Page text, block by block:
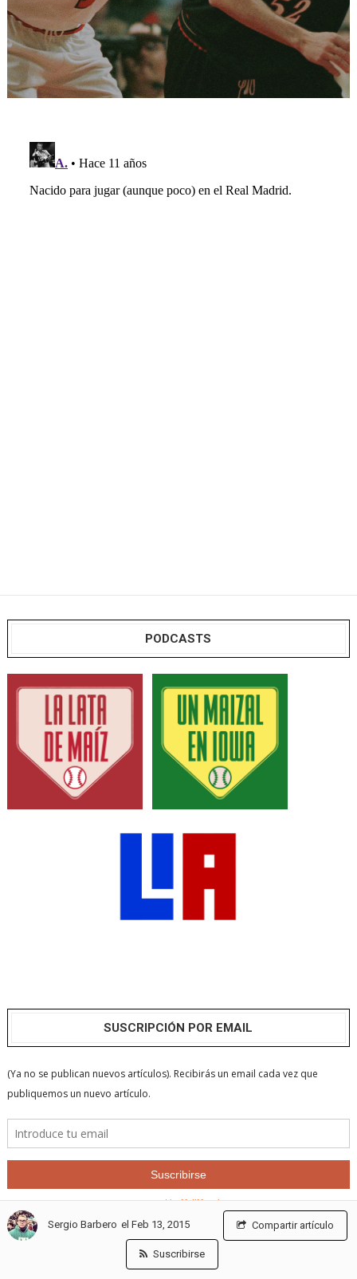
Sergio Barbero el Feb 13, 2015 Compartir artículo
Suscribirse
PODCASTS
SUSCRIPCIÓN POR EMAIL
LICENCIAS